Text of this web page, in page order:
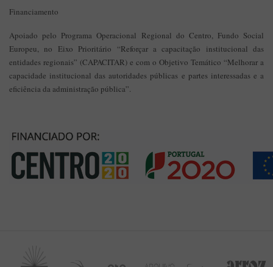
Financiamento
Apoiado pelo Programa Operacional Regional do Centro, Fundo Social
Europeu, no Eixo Prioritário “Reforçar a capacitação institucional das
entidades regionais” (CAPACITAR) e com o Objetivo Temático “Melhorar a
capacidade institucional das autoridades públicas e partes interessadas e a
eficiência da administração pública”.